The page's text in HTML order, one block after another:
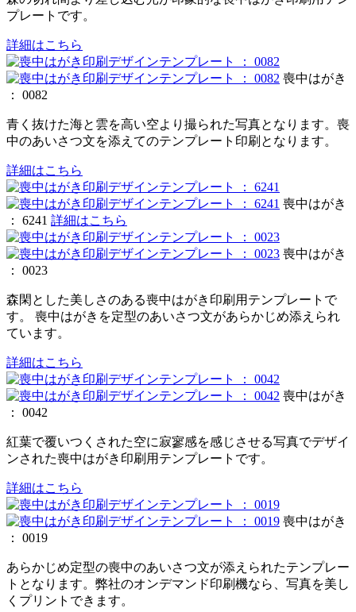
プレートです。
詳細はこちら
喪中はがき
： 0082
青く抜けた海と雲を高い空より撮られた写真となります。喪
中のあいさつ文を添えてのテンプレート印刷となります。
詳細はこちら
喪中はがき
： 6241 詳細はこちら
喪中はがき
： 0023
森閑とした美しさのある喪中はがき印刷用テンプレートで
す。 喪中はがきを定型のあいさつ文があらかじめ添えられ
ています。
詳細はこちら
喪中はがき
： 0042
紅葉で覆いつくされた空に寂寥感を感じさせる写真でデザイ
ンされた喪中はがき印刷用テンプレートです。
詳細はこちら
喪中はがき
： 0019
あらかじめ定型の喪中のあいさつ文が添えられたテンプレー
トとなります。弊社のオンデマンド印刷機なら、写真を美し
くプリントできます。